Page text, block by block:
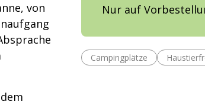
von
Nur auf
Campingplätze